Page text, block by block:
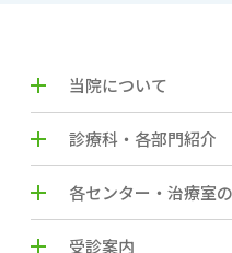
当院について
診療科・各部門紹介
各センター・治療室
受診案内